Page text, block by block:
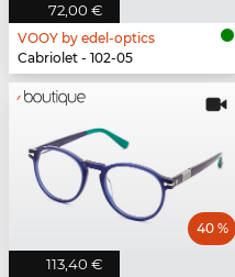
72,00 €
VOOY by edel-optics
Cabriolet - 102-05
113,40 €
40 %